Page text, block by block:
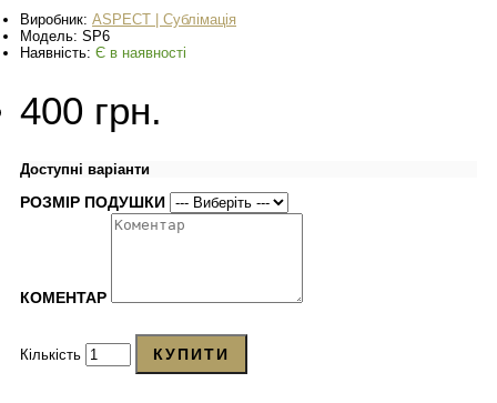
Виробник: ASPECT | Сублімація
Модель: SP6
Наявність: Є в наявності
400 грн.
Доступні варіанти
РОЗМІР ПОДУШКИ
КОМЕНТАР
Кількість КУПИТИ